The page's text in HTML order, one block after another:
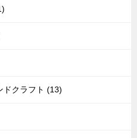
ドクラフト (13)